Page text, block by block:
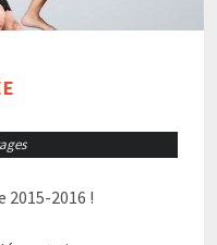
2016 !